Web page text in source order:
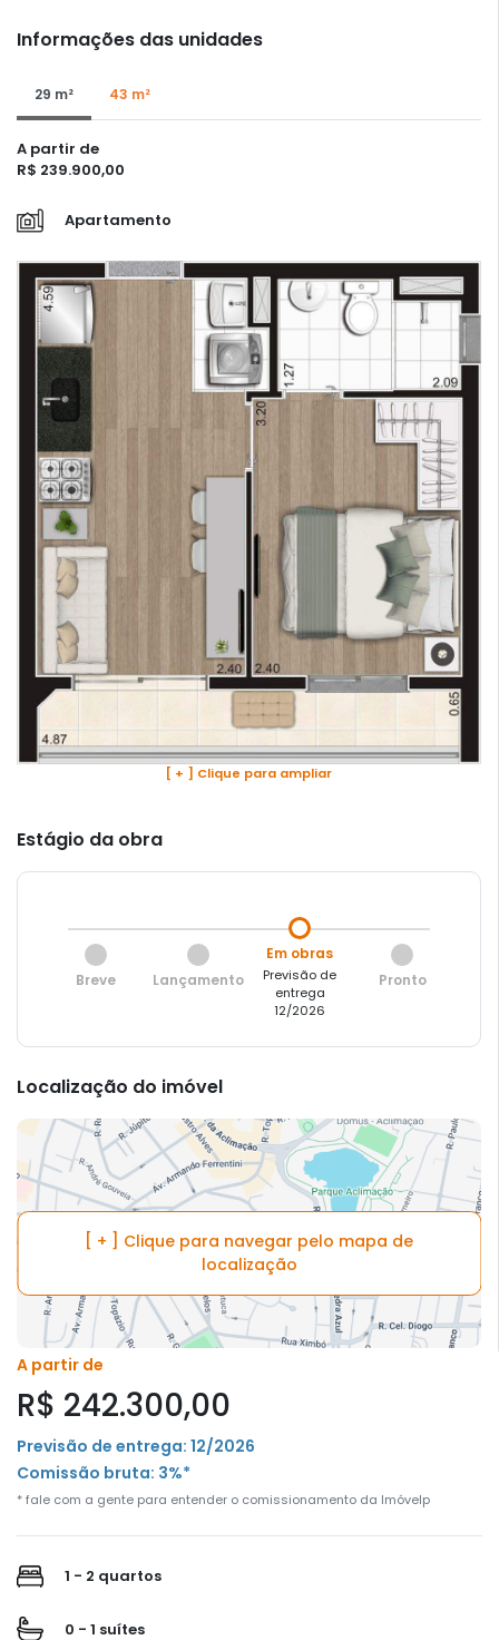
Informações das unidades
29 m² 43 m²
A partir de
R$ 239.900,00
Apartamento
[ + ] Clique para ampliar
Estágio da obra
Breve Lançamento
Em obras
Previsão de
entrega
12/2026
Pronto
Localização do imóvel
[ + ] Clique para navegar pelo mapa de
localização
A partir de
R$ 242.300,00
Previsão de entrega: 12/2026
Comissão bruta: 3%*
* fale com a gente para entender o comissionamento da Imóvelp
1 - 2 quartos
0 - 1 suítes